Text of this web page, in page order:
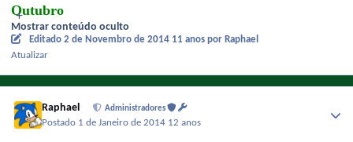
Outubro
Mostrar conteúdo oculto
Editado 2 de Novembro de 2014 11 anos por Raphael
Atualizar
Raphael Administradores
Postado 1 de Janeiro de 2014 12 anos